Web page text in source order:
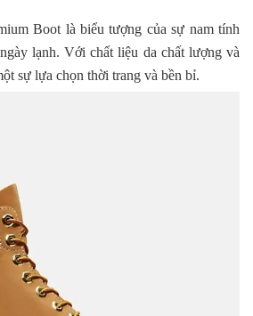
Boot là biểu tượng của sự nam tính
lạnh. Với chất liệu da chất lượng và
sự lựa chọn thời trang và bền bỉ.